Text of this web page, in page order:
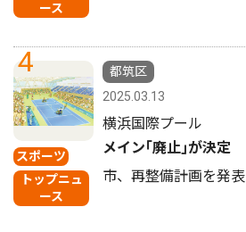
ース
4
スポーツ
トップニュ
ース
都筑区
2025.03.13
横浜国際プール
メイン｢廃止｣が決定
市、再整備計画を発表